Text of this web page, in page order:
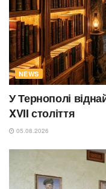
NEWS
У Тернополі
XVII століття
05.08.2026